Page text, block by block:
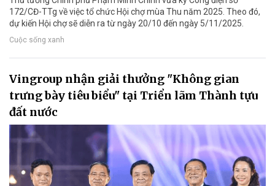
172/CĐ-TTg về việc tổ chức Hội chợ mùa Thu năm 2025. Theo đó,
dự kiến Hội chợ sẽ diễn ra từ ngày 20/10 đến ngày 5/11/2025.
Cuộc sống xanh
Vingroup nhận giải thưởng "Không gian
trưng bày tiêu biểu" tại Triển lãm Thành tựu
đất nước